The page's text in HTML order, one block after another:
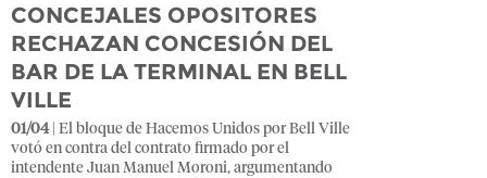
CONCEJALES OPOSITORES
RECHAZAN CONCESIÓN DEL
BAR DE LA TERMINAL EN BELL
VILLE
01/04| El bloque de Hacemos Unidos por Bell Ville
votó en contra del contrato firmado por el
intendente Juan Manuel Moroni, argumentando